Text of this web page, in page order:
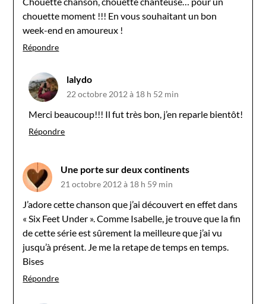
chouette moment !!! En vous souhaitant un bon
week-end en amoureux !
Répondre
lalydo
22 octobre 2012 à 18 h 52 min
Merci beaucoup!!! Il fut très bon, j’en reparle bientôt!
Répondre
Une porte sur deux continents
21 octobre 2012 à 18 h 59 min
J’adore cette chanson que j’ai découvert en effet dans
« Six Feet Under ». Comme Isabelle, je trouve que la fin
de cette série est sûrement la meilleure que j’ai vu
jusqu’à présent. Je me la retape de temps en temps.
Bises
Répondre